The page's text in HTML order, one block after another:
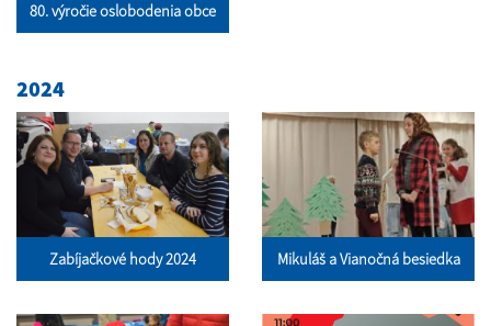
80. výročie oslobodenia obce
2024
Zabíjačkové hody 2024 Mikuláš a Vianočná besiedka